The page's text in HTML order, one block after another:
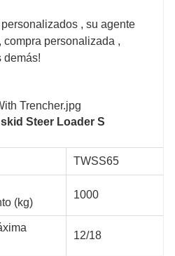
, su agente
personalizada ,
demás!
Steer Loader S
TWSS65
(kg)
1000
12/18